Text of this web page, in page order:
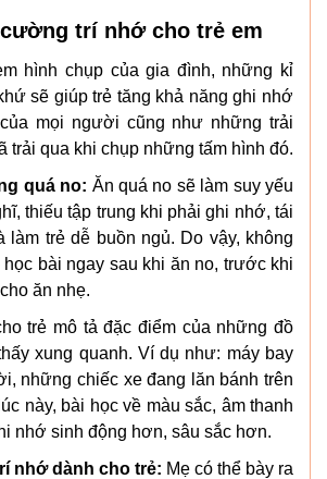
trí nhớ cho trẻ em
hình chụp của gia đình, những kỉ
sẽ giúp trẻ tăng khả năng ghi nhớ
mọi người cũng như những trải
trải qua khi chụp những tấm hình đó.
quá no: Ăn quá no sẽ làm suy yếu
thiếu tập trung khi phải ghi nhớ, tái
làm trẻ dễ buồn ngủ. Do vậy, không
học bài ngay sau khi ăn no, trước khi
ăn nhẹ.
trẻ mô tả đặc điểm của những đồ
xung quanh. Ví dụ như: máy bay
những chiếc xe đang lăn bánh trên
này, bài học về màu sắc, âm thanh
nhớ sinh động hơn, sâu sắc hơn.
nhớ dành cho trẻ: Mẹ có thể bày ra